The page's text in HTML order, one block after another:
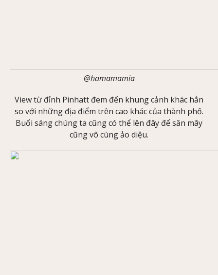
@hamamamia
View từ đỉnh Pinhatt đem đến khung cảnh khác hẳn
so với những địa điểm trên cao khác của thành phố.
Buổi sáng chúng ta cũng có thể lên đây để săn mây
cũng vô cùng ảo diệu.